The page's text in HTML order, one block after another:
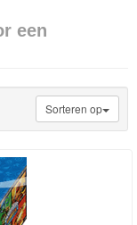
een
Sorteren op